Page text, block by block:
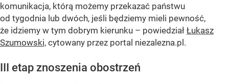
komunikacja, którą możemy przekazać państwu
od tygodnia lub dwóch, jeśli będziemy mieli pewność,
że idziemy w tym dobrym kierunku – powiedział Łukasz
Szumowski, cytowany przez portal niezalezna.pl.
III etap znoszenia obostrzeń